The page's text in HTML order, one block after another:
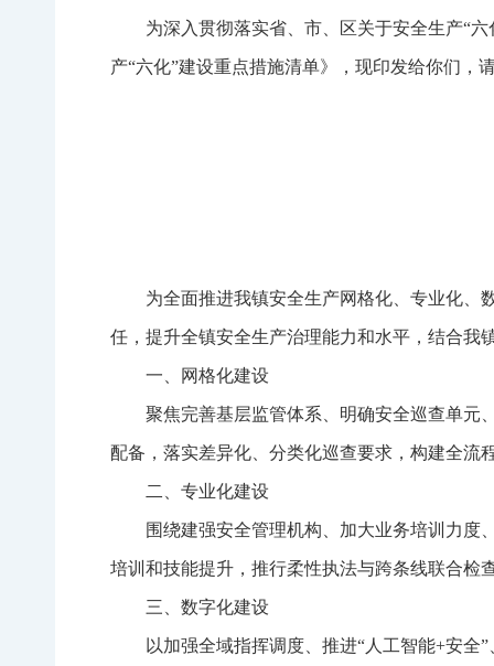
为深入贯彻落实省、市、区关于安全生产“六
产“六化”建设重点措施清单》，现印发给你们，
为全面推进我镇安全生产网格化、专业化、
任，提升全镇安全生产治理能力和水平，结合我
一、网格化建设
聚焦完善基层监管体系、明确安全巡查单元
配备，落实差异化、分类化巡查要求，构建全流
二、专业化建设
围绕建强安全管理机构、加大业务培训力度
培训和技能提升，推行柔性执法与跨条线联合检
三、数字化建设
以加强全域指挥调度、推进“人工智能+安全